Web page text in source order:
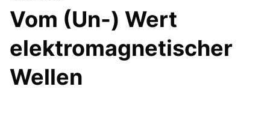
MEINE ÜBERZEUGUNGEN
MEIN VERSPRECHEN
Vom (Un-) Wert
elektromagnetischer
Wellen